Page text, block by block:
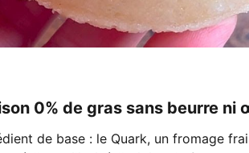
0% de gras sans beurre ni
de base : le Quark, un fromage